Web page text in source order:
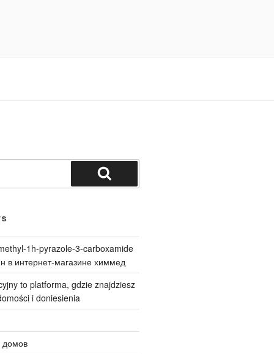
Search
1h-pyrazole-3-carboxamide
в интернет-магазине химмед
to platforma, gdzie znajdziesz
i doniesienia
домов